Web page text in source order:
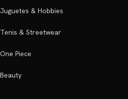
Juguetes & Hobbies
Tenis & Streetwear
One Piece
Beauty